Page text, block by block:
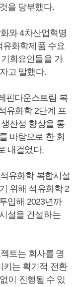
을 당부했다.
와 4차산업혁명
유화학제품 수요
회요인들을 가
고 말했다.
핀다운스트림 복
유화학 2단계 프
산성 향상을 통
바탕으로 한 회
내걸었다.
유화학 복합시설
위해 석유화학 2
입해 2023년까
설을 건설하는
트는 회사를 명
키는 획기적 전환
이 진행될 수 있